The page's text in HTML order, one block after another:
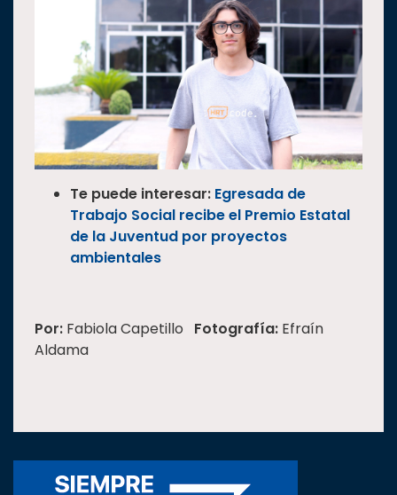
Te puede interesar: Egresada de
Trabajo Social recibe el Premio Estatal
de la Juventud por proyectos
ambientales
Por: Fabiola Capetillo Fotografía: Efraín
Aldama